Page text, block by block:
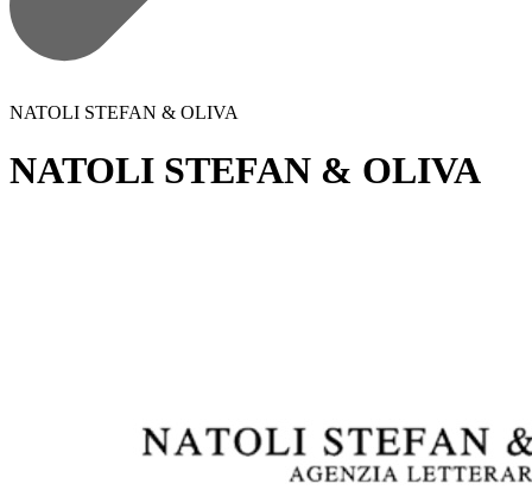
NATOLI STEFAN & OLIVA
NATOLI STEFAN & OLIVA